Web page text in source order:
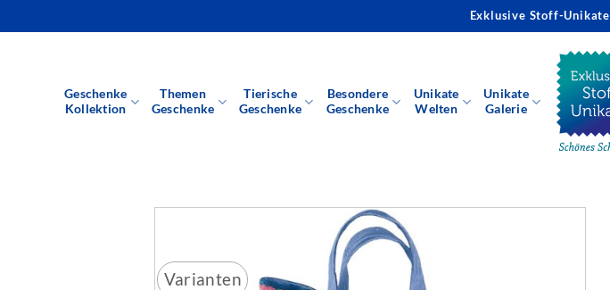
Inhalt
Exklusive Stoff-Unikate
Geschenke
Kollektion
Themen
Geschenke
Tierische
Geschenke
Besondere
Geschenke
Unikate
Welten
Unikate
Galerie
Varianten